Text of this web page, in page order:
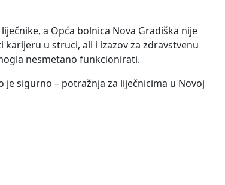
a Opća bolnica Nova Gradiška nije
u struci, ali i izazov za zdravstvenu
nesmetano funkcionirati.
sigurno – potražnja za liječnicima u Novoj